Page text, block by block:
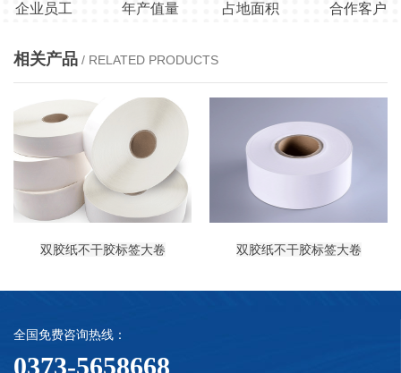
企业员工 年产值量 占地面积 合作客户
相关产品 / RELATED PRODUCTS
双胶纸不干胶标签大卷 双胶纸不干胶标签大卷
全国免费咨询热线：
0373-5658668